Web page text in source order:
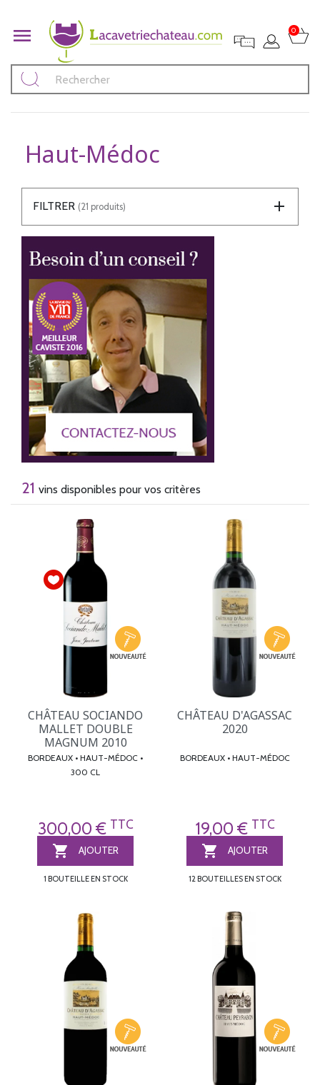
 0
Haut-Médoc
FILTRER (21 produits)
21 vins disponibles pour vos critères
CHÂTEAU SOCIANDO
MALLET DOUBLE
MAGNUM 2010
BORDEAUX • HAUT-MÉDOC •
300 CL
300,00 € TTC
 AJOUTER
1 BOUTEILLE EN STOCK
CHÂTEAU D'AGASSAC
2020
BORDEAUX • HAUT-MÉDOC
19,00 € TTC
 AJOUTER
12 BOUTEILLES EN STOCK